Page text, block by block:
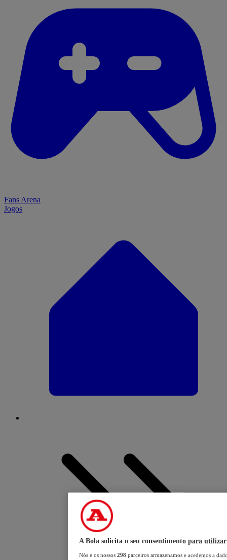
Fans Arena
Jogos
A Bola solicita o seu consentimento para utilizar
Nós e os nossos 298 parceiros armazenamos e acedemos a